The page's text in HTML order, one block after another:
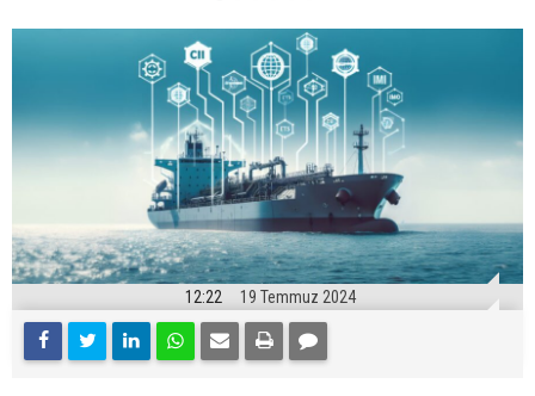
12:22 19 Temmuz 2024